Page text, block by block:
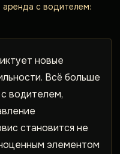
аренда с водителем:
новые
Всё больше
водителем,
становится не
элементом